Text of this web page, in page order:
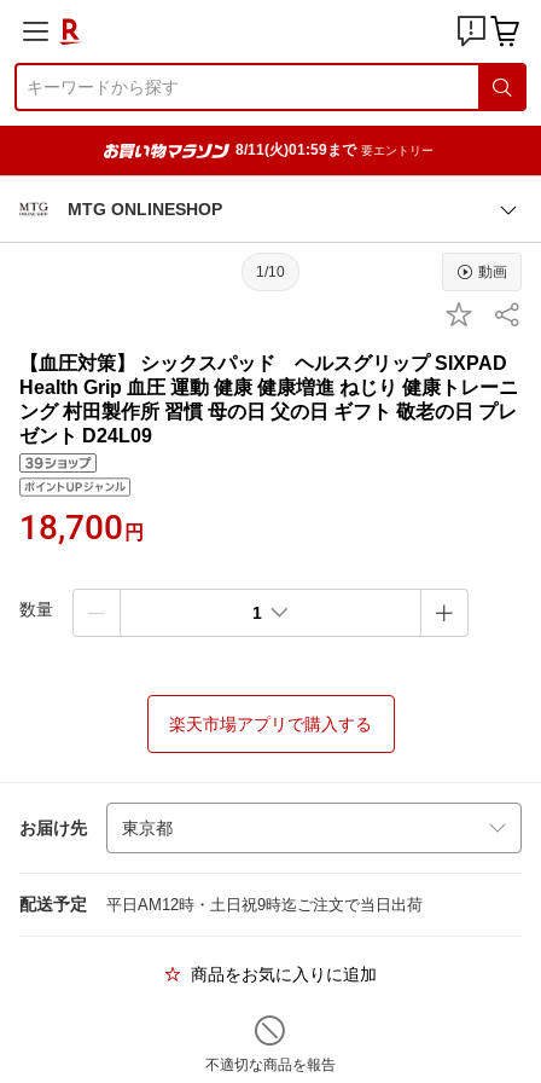
8/11(火)01:59まで 要エントリー
MTG ONLINESHOP
1/10 動画
【血圧対策】 シックスパッド ヘルスグリップ SIXPAD
Health Grip 血圧 運動 健康 健康増進 ねじり 健康トレーニ
ング 村田製作所 習慣 母の日 父の日 ギフト 敬老の日 プレ
ゼント D24L09
18,700 円
数量 1
楽天市場アプリで購入する
お届け先
配送予定 平日AM12時・土日祝9時迄ご注文で当日出荷
商品をお気に入りに追加
不適切な商品を報告